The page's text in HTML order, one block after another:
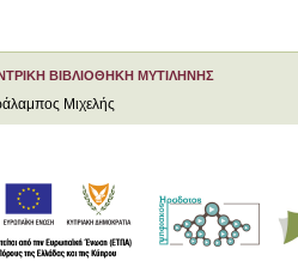
ΒΙΒΛΙΟΘΗΚΗ ΜΥΤΙΛΗΝΗΣ
Μιχελής